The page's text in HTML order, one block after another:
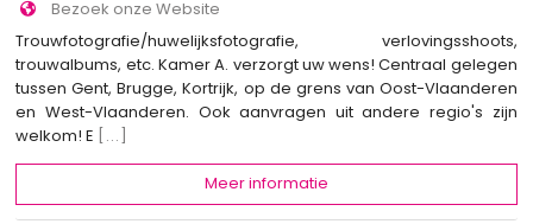
Bezoek onze Website
Trouwfotografie/huwelijksfotografie, verlovingsshoots,
trouwalbums, etc. Kamer A. verzorgt uw wens! Centraal gelegen
tussen Gent, Brugge, Kortrijk, op de grens van Oost-Vlaanderen
en West-Vlaanderen. Ook aanvragen uit andere regio's zijn
welkom! E [...]
Meer informatie